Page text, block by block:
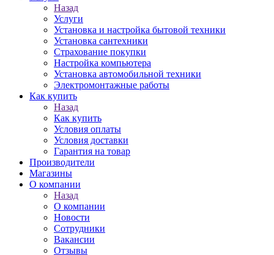
Назад
Услуги
Установка и настройка бытовой техники
Установка сантехники
Страхование покупки
Настройка компьютера
Установка автомобильной техники
Электромонтажные работы
Как купить
Назад
Как купить
Условия оплаты
Условия доставки
Гарантия на товар
Производители
Магазины
О компании
Назад
О компании
Новости
Сотрудники
Вакансии
Отзывы